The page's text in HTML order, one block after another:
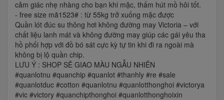
cảm giác nhẹ nhàng cho bạn khi mặc, thấm hút mồ hôi tốt.
- free size mã1523# : từ 55kg trở xuống mặc được
Quần lót đúc su thông hơi không đường may Victoria – với
chất liệu lanh mát và không đường may giúp các gái yêu tha
hồ phối hợp với đồ bó sát cực kỳ tự tin khi đi ra ngoài mà
không bị lộ quần chip.
LƯU Ý : SHOP SẼ GIAO MÀU NGẪU NHIÊN
#quanlotnu #quanchip #quanlot #thanhly #re #sale
#quanlotduc #cotton #quanlotnu #quanlotthonghoi #victorya
#vic #victory #quanchipthonghoi #quanlotthonghoixin